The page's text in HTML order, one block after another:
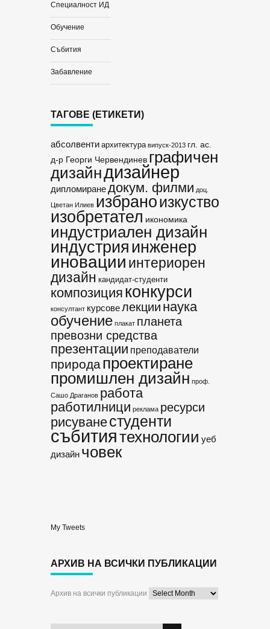
Специалност ИД
Обучение
Събития
Забавление
ТАГОВЕ (ЕТИКЕТИ)
абсолвенти архитектура випуск-2013 гл. ас.
д-р Георги Червендинев графичен
дизайндизайнер
дипломиранедокум. филми доц.
Цветан Илиев избраноизкуство
изобретател икономика
индустриален дизайн
индустрияинженер
иновации интериорен
дизайн кандидат-студенти
композиция конкурси
консултант курсовелекции наука
обучение плакат планета
превозни средства
презентации преподаватели
природапроектиране
промишлен дизайн проф.
Сашо Драганов работа
работилници реклама ресурси
рисуванестуденти
събитиятехнологии уеб
дизайн човек
My Tweets
АРХИВ НА ВСИЧКИ ПУБЛИКАЦИИ
Архив на всички публикации